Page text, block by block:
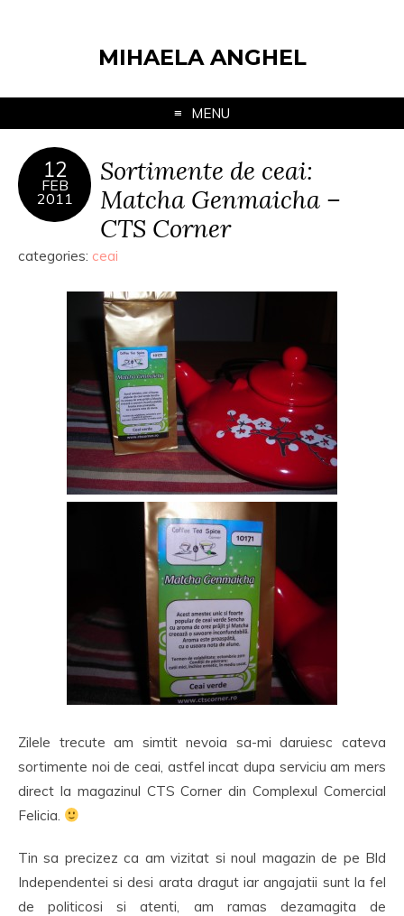
MIHAELA ANGHEL
MENU
12
FEB
2011
Sortimente de ceai:
Matcha Genmaicha –
CTS Corner
categories: ceai
Zilele trecute am simtit nevoia sa-mi daruiesc cateva
sortimente noi de ceai, astfel incat dupa serviciu am mers
direct la magazinul CTS Corner din Complexul Comercial
Felicia.
Tin sa precizez ca am vizitat si noul magazin de pe Bld
Independentei si desi arata dragut iar angajatii sunt la fel
de politicosi si atenti, am ramas dezamagita de